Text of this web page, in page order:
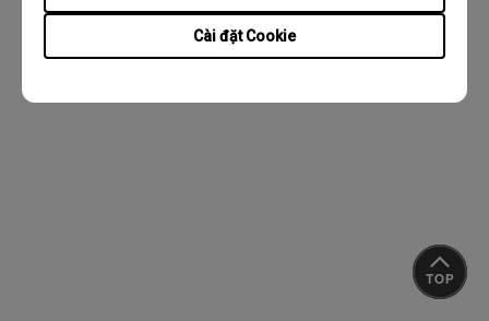
Cài đặt Cookie